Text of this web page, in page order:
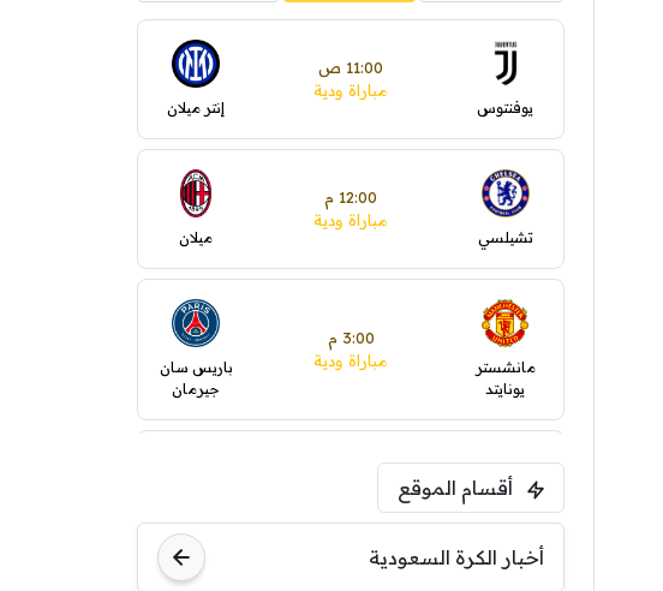
يوفنتوس
11:00 ص
مباراة ودية
إنتر ميلان
تشيلسي
12:00 م
مباراة ودية
ميلان
مانشستر
يونايتد
3:00 م
مباراة ودية
باريس سان
جيرمان
فرينتسفاروشي ريال مدريد
أقسام الموقع
أخبار الكرة السعودية